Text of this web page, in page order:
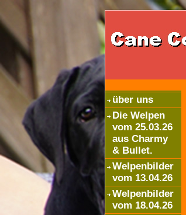
über uns
Die Welpen
vom 25.03.26
aus Charmy
& Bullet.
Welpenbilder
vom 13.04.26
Welpenbilder
vom 18.04.26